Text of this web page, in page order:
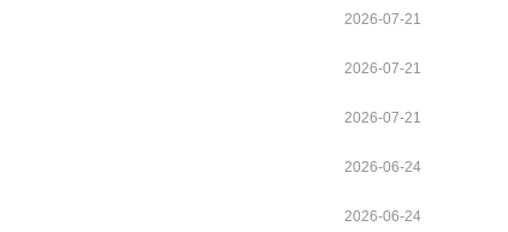
2026-07-21
2026-07-21
2026-07-21
2026-06-24
2026-06-24